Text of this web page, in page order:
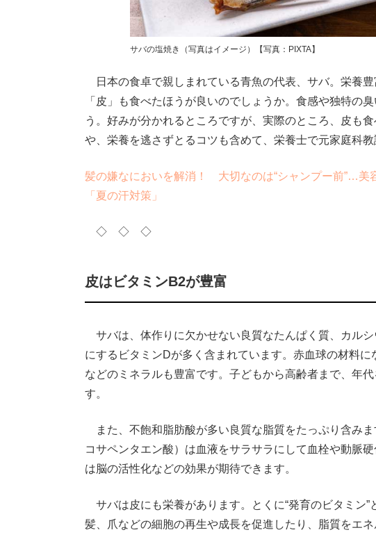
サバの塩焼き（写真はイメージ）【写真：PIXTA】
日本の食卓で親しまれている青魚の代表、サバ。栄養豊
「皮」も食べたほうが良いのでしょうか。食感や独特の
う。好みが分かれるところですが、実際のところ、皮も
や、栄養を逃さずとるコツも含めて、栄養士で元家庭科教
髪の嫌なにおいを解消！ 大切なのは“シャンプー前”…
「夏の汗対策」
◇ ◇ ◇
皮はビタミンB2が豊富
サバは、体作りに欠かせない良質なたんぱく質、カル
にするビタミンDが多く含まれています。赤血球の材料
などのミネラルも豊富です。子どもから高齢者まで、年
す。
また、不飽和脂肪酸が多い良質な脂質をたっぷり含み
コサペンタエン酸）は血液をサラサラにして血栓や動脈
は脳の活性化などの効果が期待できます。
サバは皮にも栄養があります。とくに“発育のビタミン
髪、爪などの細胞の再生や成長を促進したり、脂質をエ